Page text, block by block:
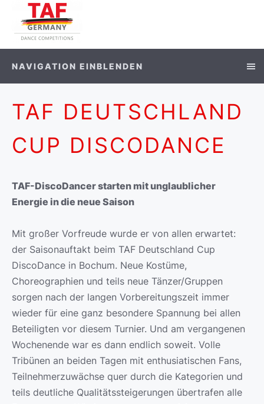
NAVIGATION EINBLENDEN
TAF DEUTSCHLAND
CUP DISCODANCE
TAF-DiscoDancer starten mit unglaublicher
Energie in die neue Saison
Mit großer Vorfreude wurde er von allen erwartet:
der Saisonauftakt beim TAF Deutschland Cup
DiscoDance in Bochum. Neue Kostüme,
Choreographien und teils neue Tänzer/Gruppen
sorgen nach der langen Vorbereitungszeit immer
wieder für eine ganz besondere Spannung bei allen
Beteiligten vor diesem Turnier. Und am vergangenen
Wochenende war es dann endlich soweit. Volle
Tribünen an beiden Tagen mit enthusiatischen Fans,
Teilnehmerzuwächse quer durch die Kategorien und
teils deutliche Qualitätssteigerungen übertrafen alle